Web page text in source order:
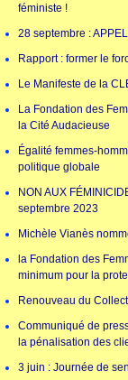
féministe !
28 septembre :
Rapport : former le
Le Manifeste de la
La Fondation des
la Cité Audacieuse
Égalité femmes-
politique globale
NON AUX
septembre 2023
Michèle Vianès
la Fondation des
minimum pour la
Renouveau du
Communiqué de
la pénalisation des
3 juin : Journée de